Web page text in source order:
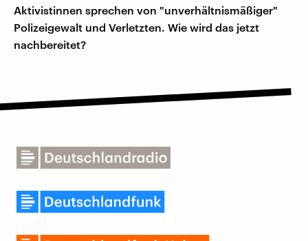
Aktivistinnen sprechen von "unverhältnismäßiger"
Polizeigewalt und Verletzten. Wie wird das jetzt
nachbereitet?